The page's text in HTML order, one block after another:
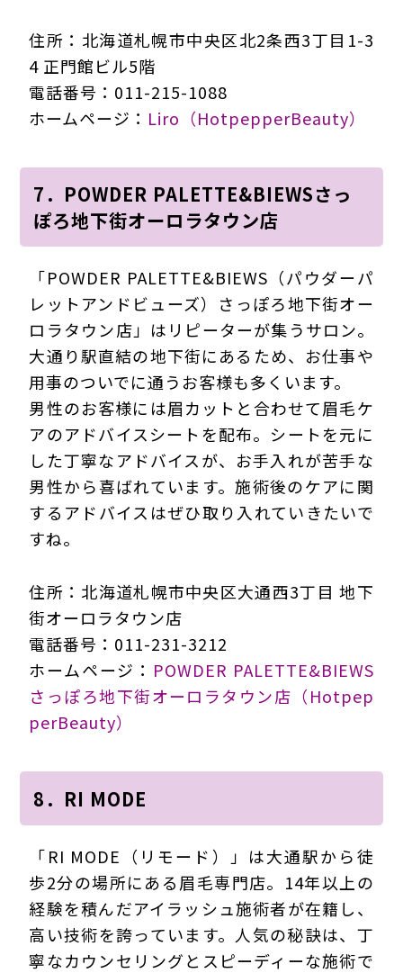
住所：北海道札幌市中央区北2条西3丁目1-3
4 正門館ビル5階
電話番号：011-215-1088
ホームページ： Liro（HotpepperBeauty）
7．POWDER PALETTE&BIEWSさっ
ぽろ地下街オーロラタウン店
「POWDER PALETTE&BIEWS（パウダーパ
レットアンドビューズ）さっぽろ地下街オー
ロラタウン店」はリピーターが集うサロン。
大通り駅直結の地下街にあるため、お仕事や
用事のついでに通うお客様も多くいます。
男性のお客様には眉カットと合わせて眉毛ケ
アのアドバイスシートを配布。シートを元に
した丁寧なアドバイスが、お手入れが苦手な
男性から喜ばれています。施術後のケアに関
するアドバイスはぜひ取り入れていきたいで
すね。
住所：北海道札幌市中央区大通西3丁目 地下
街オーロラタウン店
電話番号：011-231-3212
ホームページ： POWDER PALETTE&BIEWS
さっぽろ地下街オーロラタウン店（Hotpep
perBeauty）
8．RI MODE
「RI MODE（リモード）」は大通駅から徒
歩2分の場所にある眉毛専門店。14年以上の
経験を積んだアイラッシュ施術者が在籍し、
高い技術を誇っています。人気の秘訣は、丁
寧なカウンセリングとスピーディーな施術で